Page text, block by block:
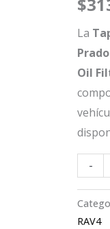
$
La
Oil
-
Rav4
Prado
TX
LC300
15650-
38020
RAV4